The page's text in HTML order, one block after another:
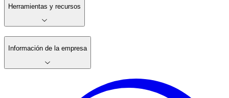
Herramientas y recursos
Información de la empresa